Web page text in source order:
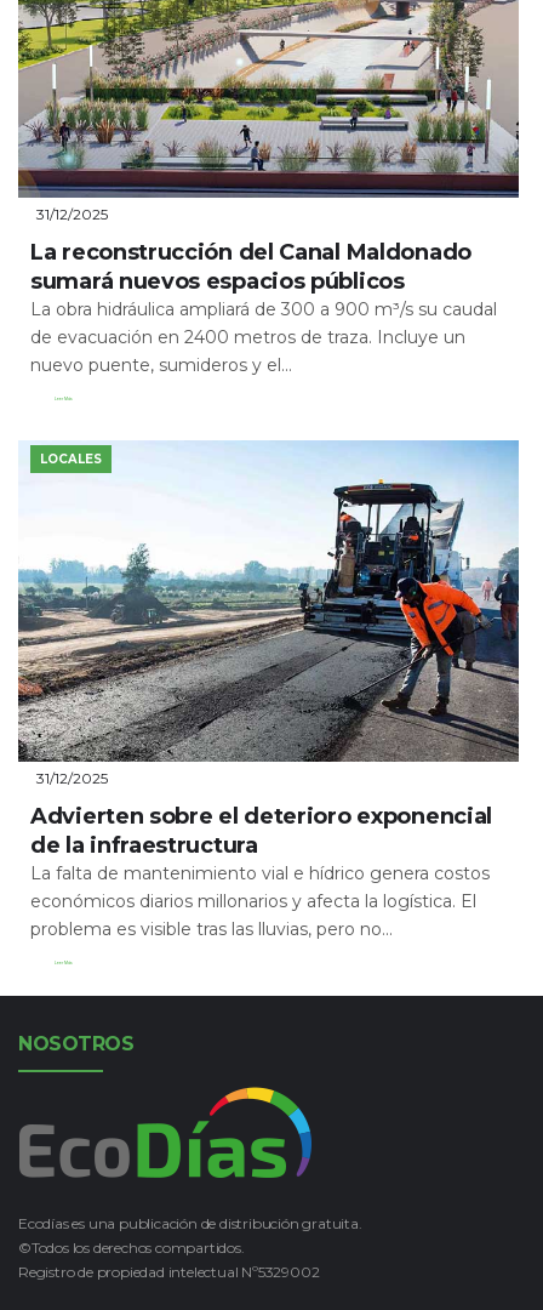
31/12/2025
La reconstrucción del Canal Maldonado
sumará nuevos espacios públicos
La obra hidráulica ampliará de 300 a 900 m³/s su caudal
de evacuación en 2400 metros de traza. Incluye un
nuevo puente, sumideros y el...
Leer Más
LOCALES
31/12/2025
Advierten sobre el deterioro exponencial
de la infraestructura
La falta de mantenimiento vial e hídrico genera costos
económicos diarios millonarios y afecta la logística. El
problema es visible tras las lluvias, pero no...
Leer Más
NOSOTROS
Ecodías es una publicación de distribución gratuita.
©Todos los derechos compartidos.
Registro de propiedad intelectual Nº5329002